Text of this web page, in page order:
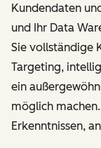
Kundendaten
und Ihr Data
Sie vollständige
Targeting,
ein
möglich
Erkenntnissen,